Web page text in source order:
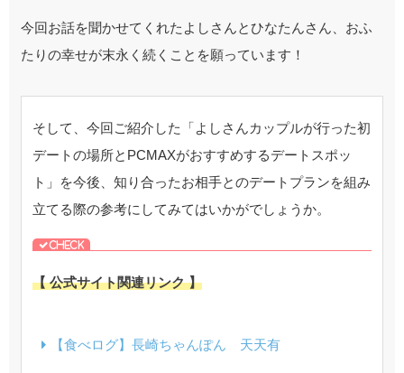
今回お話を聞かせてくれたよしさんとひなたんさん、おふ
たりの幸せが末永く続くことを願っています！
そして、今回ご紹介した「よしさんカップルが行った初
デートの場所とPCMAXがおすすめするデートスポッ
ト」を今後、知り合ったお相手とのデートプランを組み
立てる際の参考にしてみてはいかがでしょうか。
【 公式サイト関連リンク 】
【食べログ】長崎ちゃんぽん 天天有